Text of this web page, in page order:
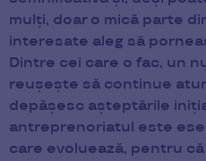
mulți, doar o mică parte
interesate aleg să
Dintre cei care o fac, un
reușește să continue
depășesc așteptările
antreprenoriatul este
care evoluează, pentru